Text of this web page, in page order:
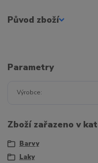
Původ zboží
Parametry
Výrobce
Zboží zařazeno v
Barvy
Laky